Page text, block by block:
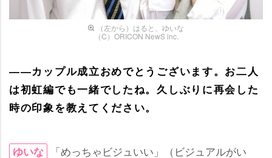
（左から）はると、ゆいな
（C）ORICON NewS inc.
――カップル成立おめでとうございます。お二人
は初虹編でも一緒でしたね。久しぶりに再会した
時の印象を教えてください。
ゆいな
「めっちゃビジュいい」（ビジュアルがい